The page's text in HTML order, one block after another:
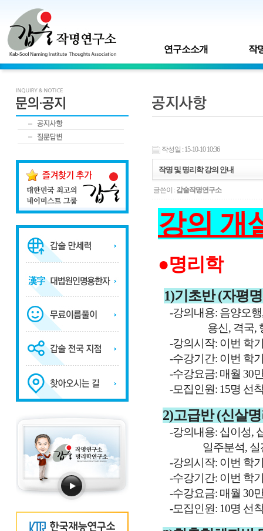
연구소소개 작
작성일 : 15-10-10 10:36
작명 및 명리학 강의 안내
글쓴이 : 갑술작명연구소
강의 개
●명리학
1)기초반 (자평
-강의내용: 음양오
용신, 격국, 행운
-강의시작: 이번 학
-수강기간: 이번 학
-수강요금: 매월 30
-모집인원: 15명 선
2)고급반 (신살
-강의내용: 십이성,
일주분석, 실전
-강의시작: 이번 학
-수강기간: 이번 학
-수강요금: 매월 30
-모집인원: 10명 선